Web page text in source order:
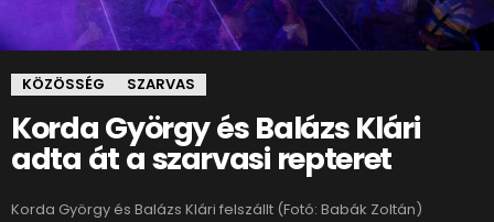
KÖZÖSSÉG SZARVAS
Korda György és Balázs Klári
adta át a szarvasi repteret
Korda György és Balázs Klári felszállt (Fotó: Babák Zoltán)